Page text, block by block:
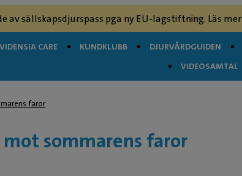
sällskapsdjurspass pga ny EU-lagstiftning. Läs mer
CARE KUNDKLUBB DJURVÅRDGUIDEN
VIDEOSAMTAL
faror
sommarens faror